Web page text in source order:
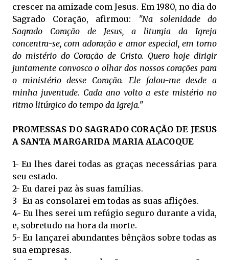
crescer na amizade com Jesus. Em 1980, no dia do
Sagrado Coração, afirmou:
"Na solenidade do
Sagrado Coração de Jesus, a liturgia da Igreja
concentra-se, com adoração e amor especial, em torno
do mistério do Coração de Cristo. Quero hoje dirigir
juntamente convosco o olhar dos nossos corações para
o ministério desse Coração. Ele falou-me desde a
minha juventude. Cada ano volto a este mistério no
ritmo litúrgico do tempo da Igreja."
PROMESSAS DO SAGRADO CORAÇÃO DE JESUS
A SANTA MARGARIDA MARIA ALACOQUE
1- Eu lhes darei todas as graças necessárias para
seu estado.
2- Eu darei paz às suas famílias.
3- Eu as consolarei em todas as suas aflições.
4- Eu lhes serei um refúgio seguro durante a vida,
e, sobretudo na hora da morte.
5- Eu lançarei abundantes bênçãos sobre todas as
sua empresas.